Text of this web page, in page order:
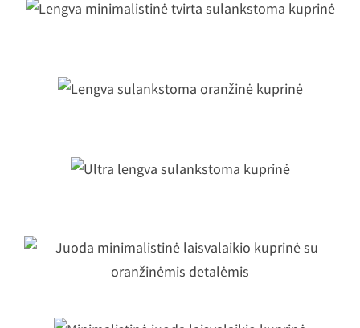
Lengva minimalistinė tvirta
minimalistinė laisvalaikio
su oranžinėmis detalėmis